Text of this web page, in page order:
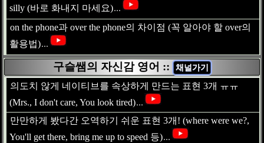
silly (바로 화내지 마세요)...
on the phone과 over the phone의 차이점 (꼭 알아야 할 over의
활용법)...
구슬쌤의 자신감 영어 :: 채널가기
의도치 않게 네이티브를 속상하게 만드는 표현 3개 ㅠㅠ
(Mrs., I don't care, You look tired)...
만만하게 봤다간 오역하기 쉬운 표현 3개! (where were we?,
You'll get there, bring me up to speed 등)...